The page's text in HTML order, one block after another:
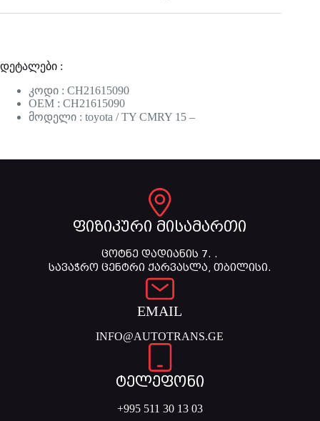
დეტალები :
კოდი : CH21615090
OEM : CH21615090
მოდელი : toyota / TY CMRY 15 –
ფიზიკური მისამართი
ცოტნე დადიანის 7. .
სავაჭრო ცენტრი ქარვასლა, თბილისი.
EMAIL
INFO@AUTOTRANS.GE
ტელეფონი
+995 511 30 13 03